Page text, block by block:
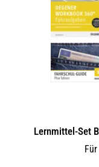
Lernmittel-Set